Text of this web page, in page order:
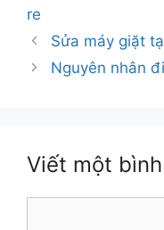
re
Sửa máy giặt
Nguyên nhân
Viết một